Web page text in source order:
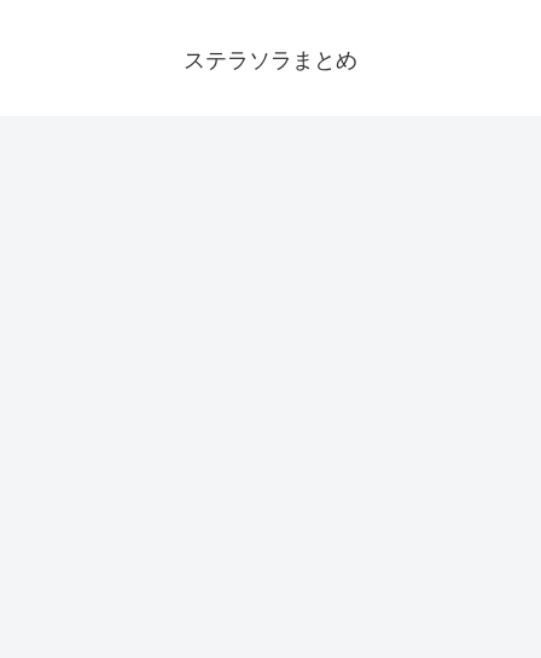
ステラソラまとめ